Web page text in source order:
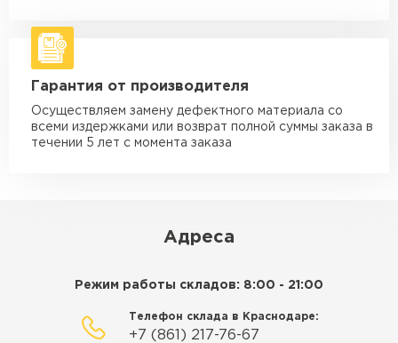
Манипулятор до 5 тн
макс. длина груза 5 м
Манипулятор до 10 тн
макс. длина груза 10 м
Манипулятор до 15 тн
Гарантия от производителя
Осуществляем замену дефектного материала со
всеми издержками или возврат полной суммы заказа в
течении 5 лет с момента заказа
Адреса
Режим работы складов: 8:00 - 21:00
Телефон склада в Краснодаре:
+7 (861) 217-76-67